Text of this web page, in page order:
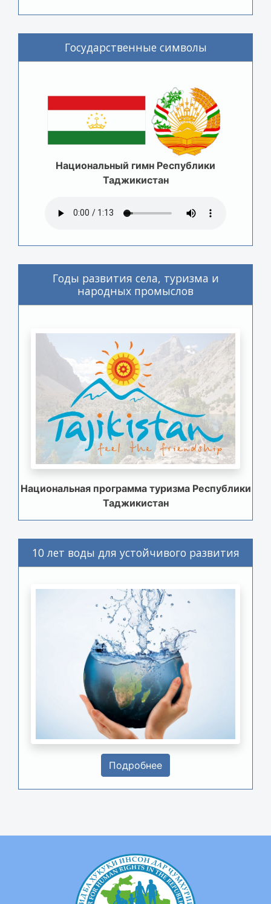
Государственные символы
Национальный гимн Республики
Таджикистан
Годы развития села, туризма и
народных промыслов
Национальная программа туризма Республики
Таджикистан
10 лет воды для устойчивого развития
Подробнее